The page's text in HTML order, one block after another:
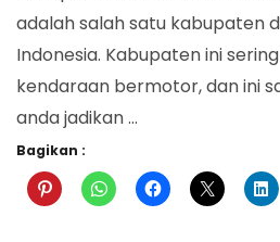
adalah salah satu kabupaten
Indonesia. Kabupaten ini
kendaraan bermotor, dan ini
anda jadikan …
Bagikan :